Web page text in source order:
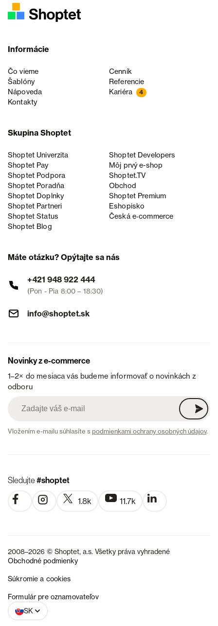
Informácie
Čo vieme
Cenník
Šablóny
Referencie
Nápoveda
Kariéra 4
Kontakty
Skupina Shoptet
Shoptet Univerzita
Shoptet Developers
Shoptet Pay
Môj prvý e-shop
Shoptet Podpora
Shoptet.TV
Shoptet Poradňa
Obchod
Shoptet Doplnky
Shoptet Premium
Shoptet Partneri
Eshopisko
Shoptet Status
Česká e‑commerce
Shoptet Blog
Máte otázku? Opýtajte sa nás
+421 948 922 444
(Pon - Pia 8:00 – 18:30)
info@shoptet.sk
Novinky z e-commerce
1–2× do mesiaca vás budeme informovať o novinkách z
odboru
Vložením e-mailu súhlasíte spodmienkami ochrany osobných údajov.
Sledujte#shoptet
1.8k 11.7k
2008–2026 © Shoptet, a.s. Všetky práva vyhradené
Obchodné podmienky
Súkromie a cookies
Formulár pre oznamovateľov
SK